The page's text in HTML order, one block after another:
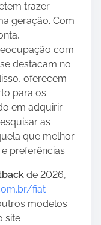
trazer
geração. Com
com
destacam no
oferecem
para os
em adquirir
as
que melhor
preferências.
de 2026,
fiat-
modelos
site